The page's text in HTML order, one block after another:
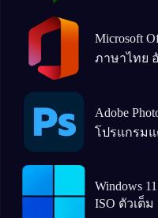
Microsoft
ภาษาไทย
Adobe
โปรแกรม
Windows
ISO ตัวเต็